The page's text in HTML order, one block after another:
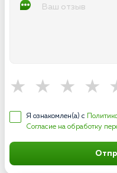
Я ознакомлен(а) с
Согласие на обработку